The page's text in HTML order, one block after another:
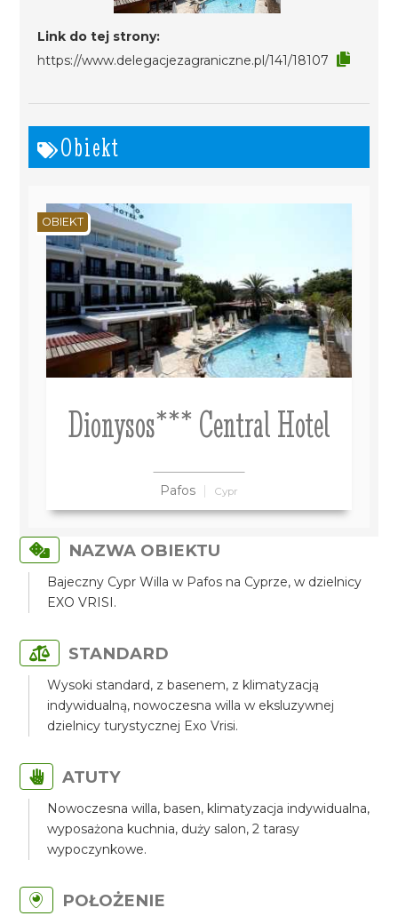
Link do tej strony:
https://www.delegacjezagraniczne.pl/141/18107
Obiekt
Dionysos*** Central Hotel
Pafos Cypr
OBIEKT
NAZWA OBIEKTU
Bajeczny Cypr Willa w Pafos na Cyprze, w dzielnicy
EXO VRISI.
STANDARD
Wysoki standard, z basenem, z klimatyzacją
indywidualną, nowoczesna willa w eksluzywnej
dzielnicy turystycznej Exo Vrisi.
ATUTY
Nowoczesna willa, basen, klimatyzacja indywidualna,
wyposażona kuchnia, duży salon, 2 tarasy
wypoczynkowe.
POŁOŻENIE